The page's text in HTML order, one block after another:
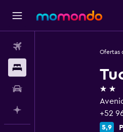
Ofertas
2
+52
5,9